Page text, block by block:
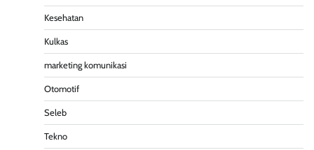
Kesehatan
Kulkas
marketing komunikasi
Otomotif
Seleb
Tekno